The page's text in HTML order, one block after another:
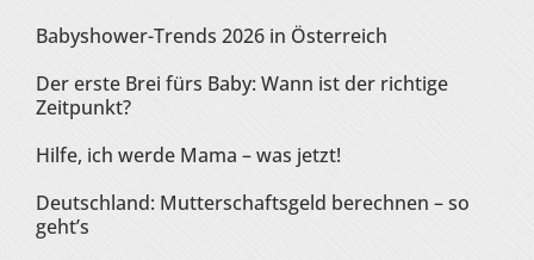
Babyshower-Trends 2026 in Österreich
Der erste Brei fürs Baby: Wann ist der richtige
Zeitpunkt?
Hilfe, ich werde Mama – was jetzt!
Deutschland: Mutterschaftsgeld berechnen – so
geht’s